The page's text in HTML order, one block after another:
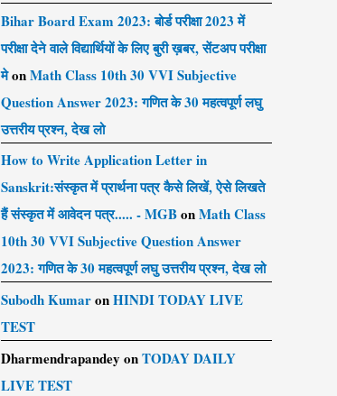
Bihar Board Exam 2023: बोर्ड परीक्षा 2023 में
परीक्षा देने वाले विद्यार्थियों के लिए बुरी ख़बर, सेंटअप परीक्षा
मेonMath Class 10th 30 VVI Subjective
Question Answer 2023: गणित के 30 महत्वपूर्ण लघु
उत्तरीय प्रश्न, देख लो
How to Write Application Letter in
Sanskrit:संस्कृत में प्रार्थना पत्र कैसे लिखें, ऐसे लिखते
हैं संस्कृत में आवेदन पत्र..... - MGBonMath Class
10th 30 VVI Subjective Question Answer
2023: गणित के 30 महत्वपूर्ण लघु उत्तरीय प्रश्न, देख लो
Subodh KumaronHINDI TODAY LIVE
TEST
Dharmendrapandey onTODAY DAILY
LIVE TEST